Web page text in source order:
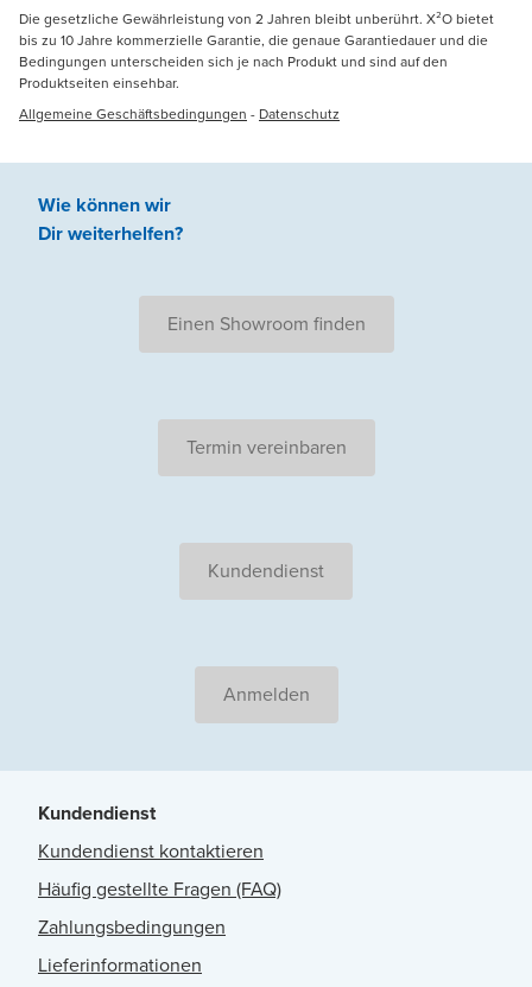
Die gesetzliche Gewährleistung von 2 Jahren bleibt unberührt. X²O bietet
bis zu 10 Jahre kommerzielle Garantie, die genaue Garantiedauer und die
Bedingungen unterscheiden sich je nach Produkt und sind auf den
Produktseiten einsehbar.
Allgemeine Geschäftsbedingungen - Datenschutz
Wie können wir
Dir weiterhelfen?
Einen Showroom finden
Termin vereinbaren
Kundendienst
Anmelden
Kundendienst
Kundendienst kontaktieren
Häufig gestellte Fragen (FAQ)
Zahlungsbedingungen
Lieferinformationen